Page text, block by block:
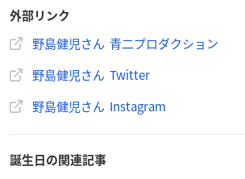
外部リンク
野島健児さん 青二プロダクション
野島健児さん Twitter
野島健児さん Instagram
誕生日の関連記事